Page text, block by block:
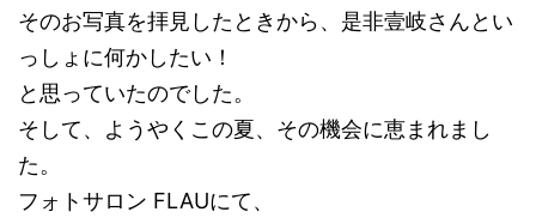
そのお写真を拝見したときから、是非壹岐さんとい
っしょに何かしたい！
と思っていたのでした。
そして、ようやくこの夏、その機会に恵まれまし
た。
フォトサロン FLAUにて、